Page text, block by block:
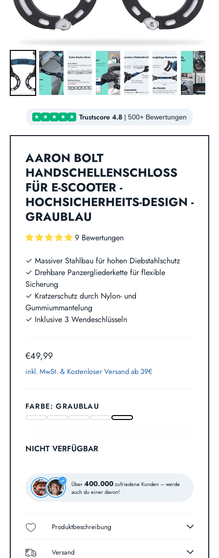
Trustscore 4.8 | 500+ Bewertungen
AARON BOLT
HANDSCHELLENSCHLOSS
FÜR E-SCOOTER -
HOCHSICHERHEITS-DESIGN -
GRAUBLAU
9 Bewertungen
✓ Massiver Stahlbau für hohen Diebstahlschutz
✓ Drehbare Panzergliederkette für flexible
Sicherung
✓ Kratzerschutz durch Nylon- und
Gummiummantelung
✓ Inklusive 3 Wendeschlüsseln
€49,99
inkl. MwSt. & Kostenloser Versand ab 39€
FARBE: GRAUBLAU
NICHT VERFÜGBAR
Über400.000zufriedene Kunden – werde
auch du einer davon!
Produktbeschreibung
Versand